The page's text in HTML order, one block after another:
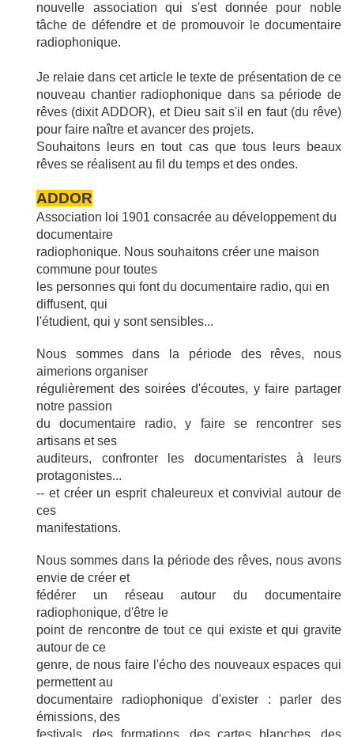
nouvelle association qui s'est donnée pour noble
tâche de défendre et de promouvoir le documentaire
radiophonique.
Je relaie dans cet article le texte de présentation de ce
nouveau chantier radiophonique dans sa période de
rêves (dixit ADDOR), et Dieu sait s'il en faut (du rêve)
pour faire naître et avancer des projets.
Souhaitons leurs en tout cas que tous leurs beaux
rêves se réalisent au fil du temps et des ondes.
ADDOR
Association loi 1901 consacrée au développement du
documentaire
radiophonique. Nous souhaitons créer une maison
commune pour toutes
les personnes qui font du documentaire radio, qui en
diffusent, qui
l'étudient, qui y sont sensibles...
Nous sommes dans la période des rêves, nous
aimerions organiser
régulièrement des soirées d'écoutes, y faire partager
notre passion
du documentaire radio, y faire se rencontrer ses
artisans et ses
auditeurs, confronter les documentaristes à leurs
protagonistes...
-- et créer un esprit chaleureux et convivial autour de
ces
manifestations.
Nous sommes dans la période des rêves, nous avons
envie de créer et
fédérer un réseau autour du documentaire
radiophonique, d'être le
point de rencontre de tout ce qui existe et qui gravite
autour de ce
genre, de nous faire l'écho des nouveaux espaces qui
permettent au
documentaire radiophonique d'exister : parler des
émissions, des